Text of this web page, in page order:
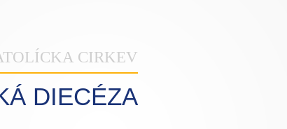
CIRKEV
DIECÉZA